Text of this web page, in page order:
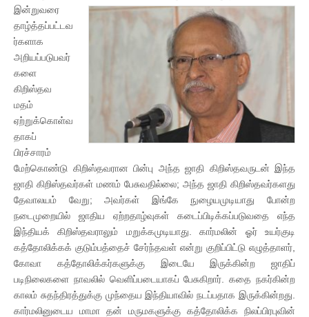
இன்றுவரை
தாழ்த்தப்பட்டவ
ர்களாக
அறியப்படுபவர்
களை
கிறிஸ்தவ
மதம்
ஏற்றுக்கொள்வ
தாகப்
பிரச்சாரம்
மேற்கொண்டு கிறிஸ்தவரான பின்பு அந்த ஜாதி கிறிஸ்தவருடன் இந்த
ஜாதி கிறிஸ்தவர்கள் மணம் பேசுவதில்லை; அந்த ஜாதி கிறிஸ்தவர்களது
தேவாலயம் வேறு; அவர்கள் இங்கே நுழையமுடியாது போன்ற
நடைமுறையில் ஜாதிய ஏற்றதாழ்வுகள் கடைப்பிடிக்கப்படுவதை எந்த
இந்தியக் கிறிஸ்தவராலும் மறுக்கமுடியாது. கார்மலின் ஓர் உயர்குடி
கத்தோலிக்கக் குடும்பத்தைச் சேர்ந்தவள் என்று குறிப்பிட்டு எழுத்தாளர்,
கோவா கத்தோலிக்கர்களுக்கு இடையே இருக்கின்ற ஜாதிப்
படிநிலைகளை நாவலில் வெளிப்படையாகப் பேசுகிறார். கதை நகர்கின்ற
காலம் சுதந்திரத்துக்கு முந்தைய இந்தியாவில் நடப்பதாக இருக்கின்றது.
கார்மலினுடைய மாமா தன் மருமகளுக்கு கத்தோலிக்க நிலப்பிரபுவின்